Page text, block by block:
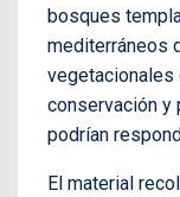
bosques
mediterráneos
vegetacionales
conservación y
podrían
El material